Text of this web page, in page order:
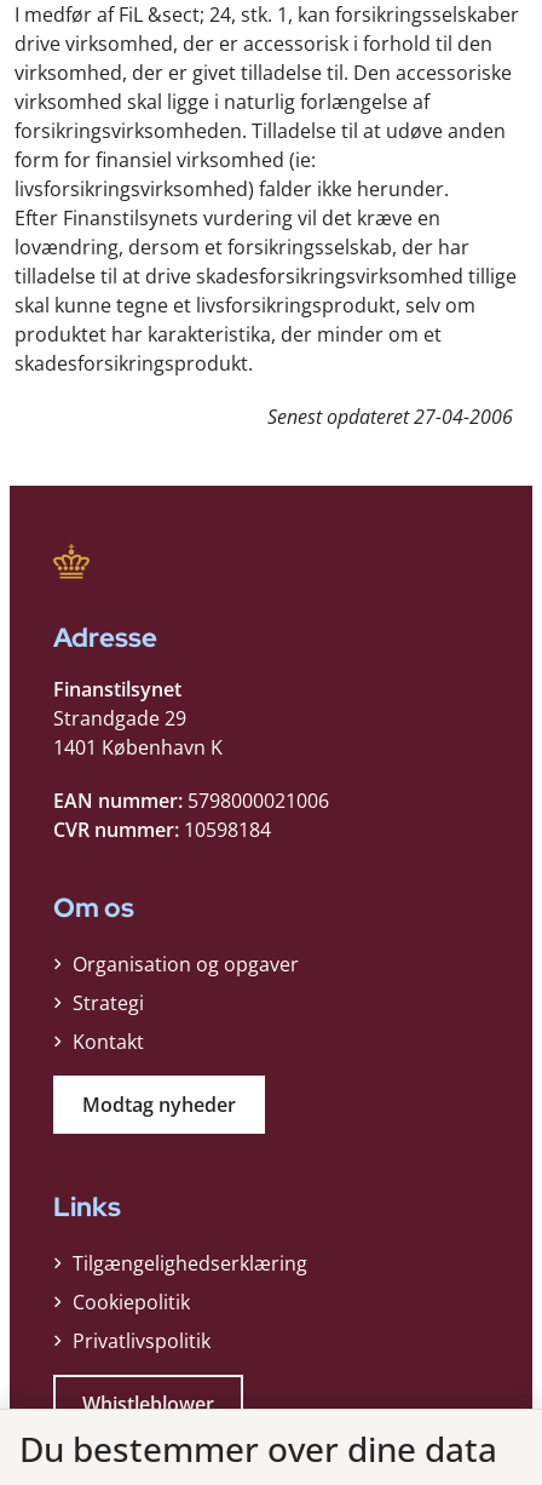
I medfør af FiL &sect; 24, stk. 1, kan forsikringsselskaber
drive virksomhed, der er accessorisk i forhold til den
virksomhed, der er givet tilladelse til. Den accessoriske
virksomhed skal ligge i naturlig forlængelse af
forsikringsvirksomheden. Tilladelse til at udøve anden
form for finansiel virksomhed (ie:
livsforsikringsvirksomhed) falder ikke herunder.
Efter Finanstilsynets vurdering vil det kræve en
lovændring, dersom et forsikringsselskab, der har
tilladelse til at drive skadesforsikringsvirksomhed tillige
skal kunne tegne et livsforsikringsprodukt, selv om
produktet har karakteristika, der minder om et
skadesforsikringsprodukt.
Senest opdateret27-04-2006
Adresse
Finanstilsynet
Strandgade 29
1401 København K
EAN nummer: 5798000021006
CVR nummer: 10598184
Om os
Organisation og opgaver
Strategi
Kontakt
Modtag nyheder
Links
Tilgængelighedserklæring
Cookiepolitik
Privatlivspolitik
Whistleblower
Du bestemmer over dine data